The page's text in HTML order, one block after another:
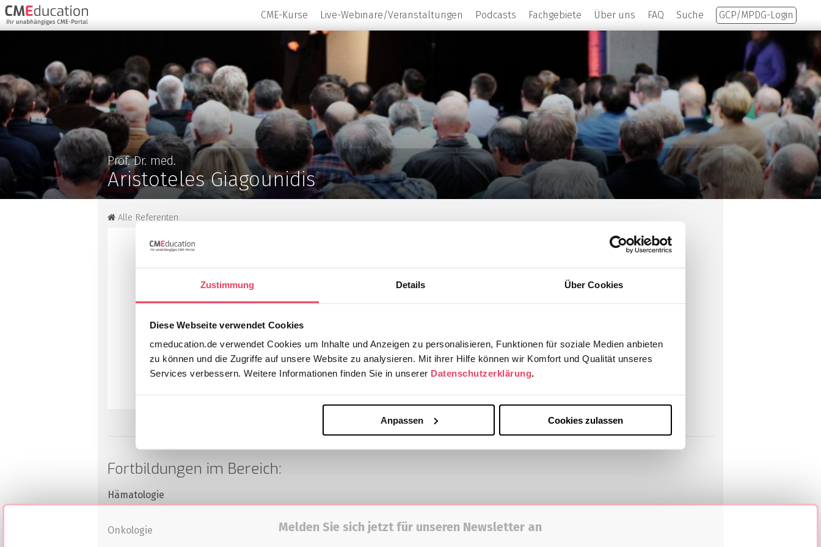
Zustimmung Details Über Cookies
Diese Webseite verwendet Cookies
cmeducation.de verwendet Cookies um Inhalte und Anzeigen zu personalisieren, Funktionen für soziale Medien anbieten
zu können und die Zugriffe auf unsere Website zu analysieren. Mit ihrer Hilfe können wir Komfort und Qualität unseres
Services verbessern. Weitere Informationen finden Sie in unserer Datenschutzerklärung.
Anpassen Cookies zulassen
CME-Kurse Live-Webinare/Veranstaltungen Podcasts Fachgebiete Über uns FAQ Suche GCP/MPDG-Login
Prof. Dr. med.
Aristoteles Giagounidis
Alle Referenten
Chefarzt der Klinik für Onkologie, Hämatologie und Palliativmedizin
Fortbildungen im Bereich:
Hämatologie
Onkologie Melden Sie sich jetzt für unseren Newsletter an